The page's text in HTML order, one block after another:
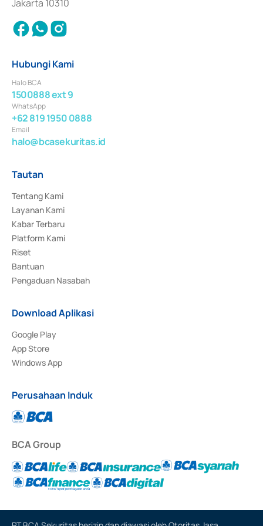
Jakarta 10310
Hubungi Kami
Halo BCA
1500888 ext 9
WhatsApp
+62 819 1950 0888
Email
halo@bcasekuritas.id
Tautan
Tentang Kami
Layanan Kami
Kabar Terbaru
Platform Kami
Riset
Bantuan
Pengaduan Nasabah
Download Aplikasi
Google Play
App Store
Windows App
Perusahaan Induk
BCA Group